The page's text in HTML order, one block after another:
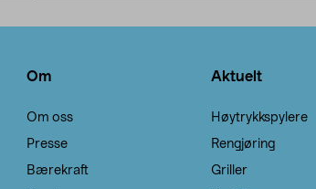
Om
Om oss
Presse
Bærekraft
Aktuelt
Høytrykkspylere
Rengjøring
Griller